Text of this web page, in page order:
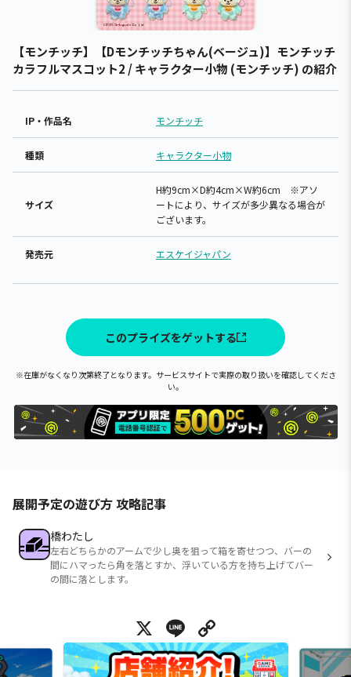
【モンチッチ】【Dモンチッチちゃん(ベージュ)】モンチッチ
カラフルマスコット2 / キャラクター小物 (モンチッチ) の紹介
IP・作品名 モンチッチ
種類 キャラクター小物
サイズ
H約9cm×D約4cm×W約6cm ※アソ
ートにより、サイズが多少異なる場合が
ございます。
発売元 エスケイジャパン
このプライズをゲットする
※在庫がなくなり次第終了となります。サービスサイトで実際の取り扱いを確認してくださ
い。
展開予定の遊び方 攻略記事
橋わたし
左右どちらかのアームで少し奥を狙って箱を寄せつつ、バーの
間にハマったら角を落とすか、浮いている方を持ち上げてバー
の間に落とします。
X Line